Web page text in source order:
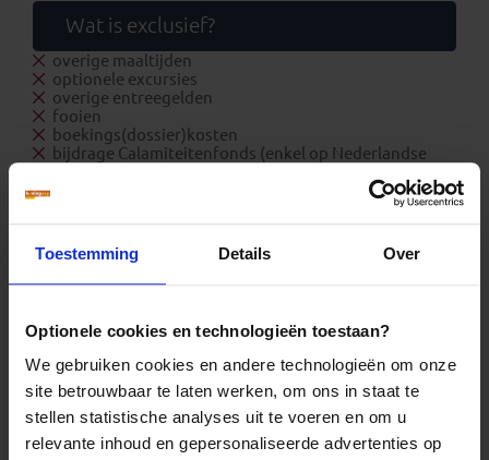
Toestemming Details Over
Optionele cookies en technologieën toestaan?
We gebruiken cookies en andere technologieën om onze
site betrouwbaar te laten werken, om ons in staat te
stellen statistische analyses uit te voeren en om u
relevante inhoud en gepersonaliseerde advertenties op
Wat is exclusief?
overige maaltijden
optionele excursies
overige entreegelden
fooien
boekings(dossier)kosten
bijdrage Calamiteitenfonds (enkel op Nederlandse
consumentenbijdrage SGR € 5,- per persoon (enkel op
reis- en annuleringsverzekering.
Extra
Op deze reis wordt regelmatig gebruik gemaakt van
vluchten met een overstap in de VS. Voor reizen die via
Amerika vliegen dient online een ESTA aangevraagd te
worden. Houd hier van te voren rekening mee.